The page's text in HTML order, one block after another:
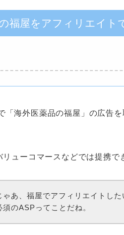
福屋をアフィリエイト
「海外医薬品の福屋」の広告
ューコマースなどでは提携で
ゃあ、福屋でアフィリエイトした
のASPってことだね。